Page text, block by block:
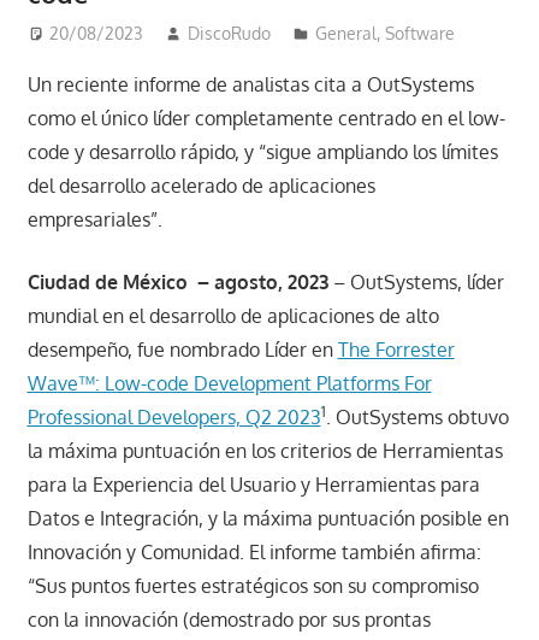
20/08/2023 DiscoRudo General,Software
Un reciente informe de analistas cita a OutSystems
como el único líder completamente centrado en el low-
code y desarrollo rápido, y “sigue ampliando los límites
del desarrollo acelerado de aplicaciones
empresariales”.
Ciudad de México – agosto, 2023– OutSystems, líder
mundial en el desarrollo de aplicaciones de alto
desempeño, fue nombrado Líder en The Forrester
Wave™: Low-code Development Platforms For
Professional Developers, Q2 20231. OutSystems obtuvo
la máxima puntuación en los criterios de Herramientas
para la Experiencia del Usuario y Herramientas para
Datos e Integración, y la máxima puntuación posible en
Innovación y Comunidad. El informe también afirma:
“Sus puntos fuertes estratégicos son su compromiso
con la innovación (demostrado por sus prontas